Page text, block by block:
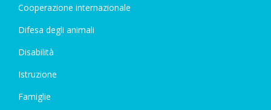
Cooperazione internazionale
Difesa degli animali
Disabilità
Istruzione
Famiglie